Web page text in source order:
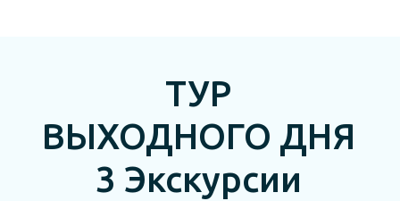
ТУР
ВЫХОДНОГО ДНЯ
3 Экскурсии